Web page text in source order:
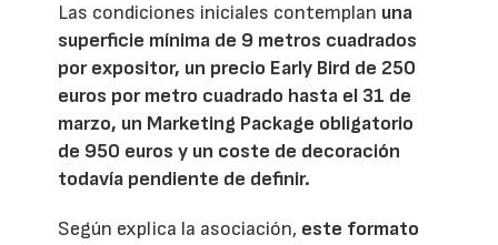
Las condiciones iniciales contemplan una
superficie mínima de 9 metros cuadrados
por expositor, un precio Early Bird de 250
euros por metro cuadrado hasta el 31 de
marzo, un Marketing Package obligatorio
de 950 euros y un coste de decoración
todavía pendiente de definir.
Según explica la asociación, este formato